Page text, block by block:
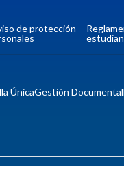
de protección
ÚnicaGestión Documental